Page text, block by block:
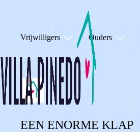
Vrijwilligers Ouders
EEN ENORME KLAP